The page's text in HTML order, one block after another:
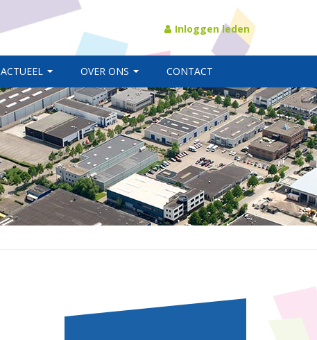
Inloggen leden
ACTUEEL OVER ONS CONTACT